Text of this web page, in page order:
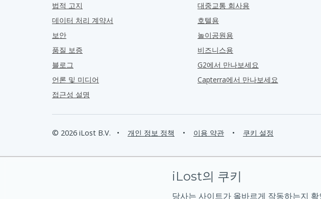
법적 고지
데이터 처리 계약서
보안
품질 보증
블로그
언론 및 미디어
접근성 설명
대중교통 회사용
호텔용
놀이공원용
비즈니스용
G2에서 만나보세요
Capterra에서 만나보세요
© 2026 iLost B.V. • 개인 정보 정책 • 이용 약관 • 쿠키 설정
iLost의 쿠키
당사는 사이트가 올바르게 작동하는지